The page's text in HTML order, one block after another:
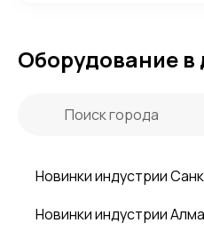
Оборудование в
Новинки индустрии
Новинки индустрии